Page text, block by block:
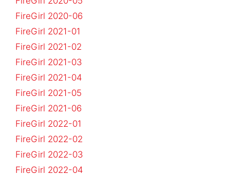
FireGirl 2020-06
FireGirl 2021-01
FireGirl 2021-02
FireGirl 2021-03
FireGirl 2021-04
FireGirl 2021-05
FireGirl 2021-06
FireGirl 2022-01
FireGirl 2022-02
FireGirl 2022-03
FireGirl 2022-04